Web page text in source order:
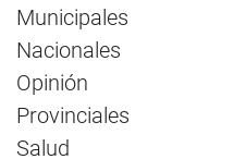
Municipales
Nacionales
Opinión
Provinciales
Salud